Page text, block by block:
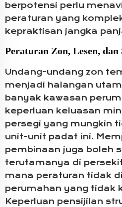
berpotensi perlu
peraturan yang
kepraktisan jangka
Peraturan Zon, Lesen,
Undang-undang zon
menjadi halangan
banyak kawasan
keperluan keluasan
persegi yang mungkin
unit-unit padat ini.
pembinaan juga boleh
terutamanya di
mana peraturan tidak
perumahan yang tidak
Keperluan pensijilan